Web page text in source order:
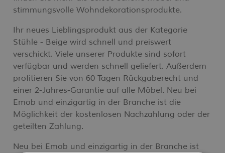
stimmungsvolle Wohndekorationsprodukte.
Ihr neues Lieblingsprodukt aus der Kategorie
Stühle - Beige wird schnell und preiswert
verschickt. Viele unserer Produkte sind sofort
verfügbar und werden schnell geliefert. Außerdem
profitieren Sie von 60 Tagen Rückgaberecht und
einer 2-Jahres-Garantie auf alle Möbel. Neu bei
Emob und einzigartig in der Branche ist die
Möglichkeit der kostenlosen Nachzahlung oder der
geteilten Zahlung.
Neu bei Emob und einzigartig in der Branche ist